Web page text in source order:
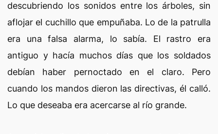
descubriendo los sonidos entre los árboles, sin
aflojar el cuchillo que empuñaba. Lo de la patrulla
era una falsa alarma, lo sabía. El rastro era
antiguo y hacía muchos días que los soldados
debían haber pernoctado en el claro. Pero
cuando los mandos dieron las directivas, él calló.
Lo que deseaba era acercarse al río grande.